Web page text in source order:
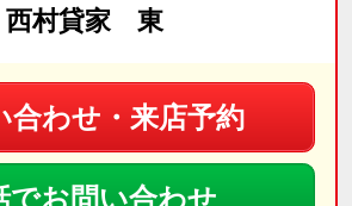
西村貸家 東
合わせ・来店予約
でお問い合わせ